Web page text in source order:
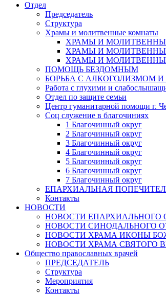
Отдел
Председатель
Структура
Храмы и молитвенные комнаты
ХРАМЫ И
ХРАМЫ И
ХРАМЫ И
ПОМОЩЬ БЕЗДОМНЫМ
БОРЬБА С АЛКОГОЛИЗМОМ
Работа с глухими и
Отдел по защите семьи
Центр гуманитарной помощи г.
Соц служение в благочиниях
1 Благочинный округ
2 Благочинный округ
3 Благочинный округ
4 Благочинный округ
5 Благочинный округ
6 Благочинный округ
7 Благочинный округ
ЕПАРХИАЛЬНАЯ
Контакты
НОВОСТИ
НОВОСТИ ЕПАРХИАЛЬНОГО
НОВОСТИ СИНОДАЛЬНОГО
НОВОСТИ ХРАМА ИКОНЫ
НОВОСТИ ХРАМА СВЯТОГО
Общество православных врачей
ПРЕДСЕДАТЕЛЬ
Структура
Мероприятия
Контакты